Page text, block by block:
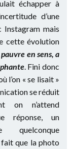
échapper à
d’une
Instagram mais
cette évolution
en sens, a
. Fini donc
l’on « se lisait »
se réduit
on n’attend
réponse, un
quelconque
que la photo